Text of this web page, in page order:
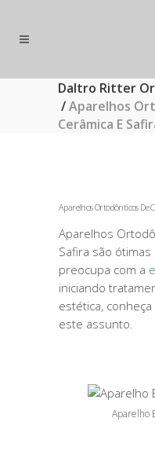
Daltro Ritter
/Aparelhos
Cerâmica E
Aparelhos Ortodônticos De
Aparelhos
Safira são
preocupa com a
iniciando
estética,
este assunto.
Aparelho